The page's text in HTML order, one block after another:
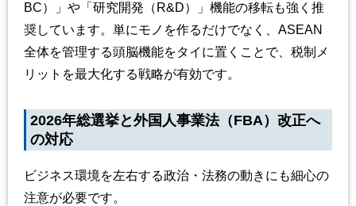
BC）」や「研究開発（R&D）」機能の移転も強く推
奨しています。単にモノを作るだけでなく、ASEAN
全体を管理する頭脳機能をタイに置くことで、税制メ
リットを最大化する戦略が有効です。
2026年総選挙と外国人事業法（FBA）改正へ
の対応
ビジネス環境を左右する政治・法務の動きにも細心の
注意が必要です。